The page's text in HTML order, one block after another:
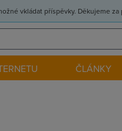
vkládat příspěvky. Děkujeme za
ČLÁNKY